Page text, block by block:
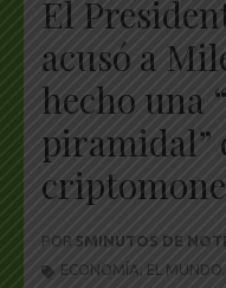
El
acusó a
hecho una
piramidal”
POR 5MINUTOS DE
ECONOMÍA, EL MUNDO,